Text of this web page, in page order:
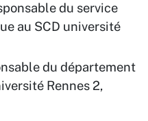
du service
au SCD université
du département
Rennes 2,